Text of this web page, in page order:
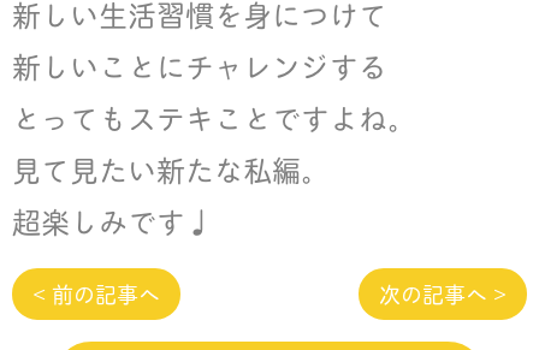
新しい生活習慣を身につけて
新しいことにチャレンジする
とってもステキことですよね。
見て見たい新たな私編。
超楽しみです♩
< 前の記事へ 次の記事へ >